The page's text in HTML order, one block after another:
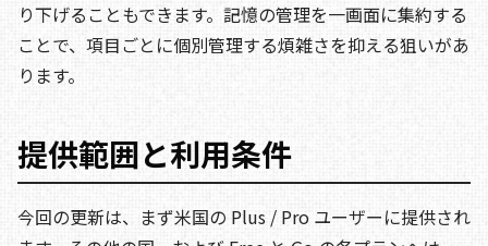
り下げることもできます。記憶の管理を一画面に集約する
ことで、項目ごとに個別管理する煩雑さを抑える狙いがあ
ります。
提供範囲と利用条件
今回の更新は、まず米国の Plus / Pro ユーザーに提供され